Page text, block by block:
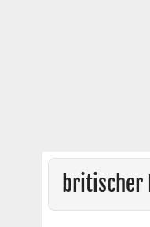
britischer